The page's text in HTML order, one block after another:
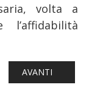
volta a
BARI CENTRALE,
ARTICOLO
AVANTI